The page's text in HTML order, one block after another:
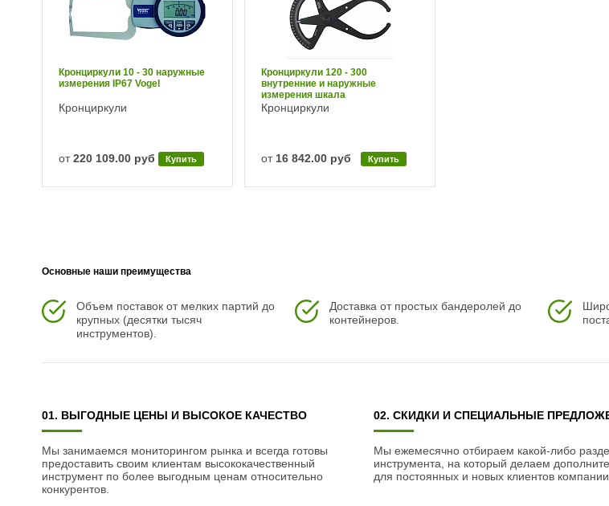
Кронциркули 10 - 30 наружные
измерения IP67 Vogel
Кронциркули
от220 109.00 руб Купить
Кронциркули 120 - 300
внутренние и наружные
измерения шкала
Кронциркули
от 16 842.00 руб Купить
Основные наши преимущества
Объем поставок от мелких партий до
крупных (десятки тысяч
инструментов).
Доставка от простых бандеролей до
контейнеров.
01. ВЫГОДНЫЕ ЦЕНЫ И ВЫСОКОЕ КАЧЕСТВО
Мы занимаемся мониторингом рынка и всегда готовы
предоставить своим клиентам высококачественный
инструмент по более выгодным ценам относительно
конкурентов.
02. СКИДКИ И СПЕЦИАЛЬНЫЕ
Мы ежемесячно отбираем какой-либо
инструмента, на который делаем
для постоянных и новых клиентов компании.